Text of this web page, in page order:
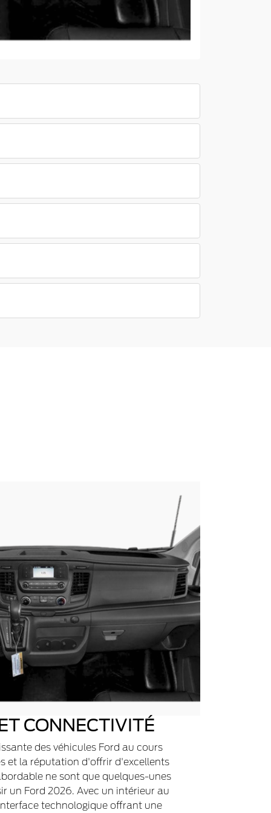
CONNECTIVITÉ
des véhicules Ford au cours
et la réputation d'offrir d'excellents
ne sont que quelques-unes
un Ford 2026. Avec un intérieur au
technologique offrant une